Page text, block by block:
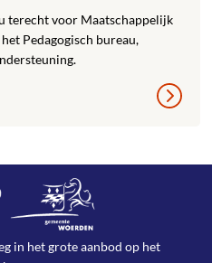
terecht voor Maatschappelijk
Pedagogisch bureau,
in het grote aanbod op het